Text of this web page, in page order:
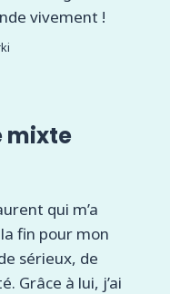
vivement !
mixte
qui m’a
fin pour mon
sérieux, de
Grâce à lui, j’ai